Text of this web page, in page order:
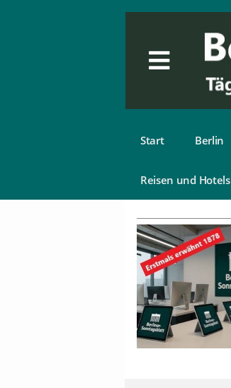
Start Berlin
Reisen und Hotels